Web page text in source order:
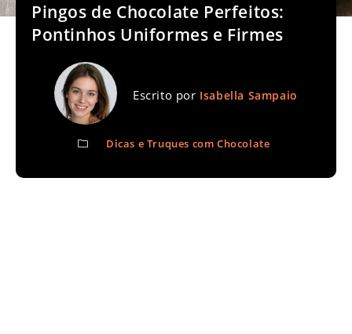
Pingos de Chocolate Perfeitos:
Pontinhos Uniformes e Firmes
Escrito por Isabella Sampaio
Dicas e Truques com Chocolate